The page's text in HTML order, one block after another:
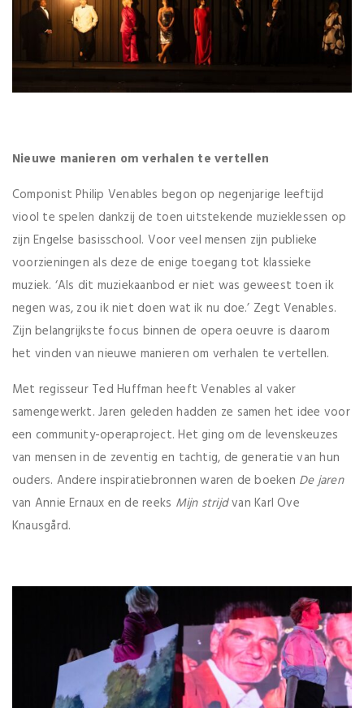
Nieuwe manieren om verhalen te vertellen
Componist Philip Venables begon op negenjarige leeftijd
viool te spelen dankzij de toen uitstekende muzieklessen op
zijn Engelse basisschool. Voor veel mensen zijn publieke
voorzieningen als deze de enige toegang tot klassieke
muziek. ‘Als dit muziekaanbod er niet was geweest toen ik
negen was, zou ik niet doen wat ik nu doe.’ Zegt Venables.
Zijn belangrijkste focus binnen de opera oeuvre is daarom
het vinden van nieuwe manieren om verhalen te vertellen.
Met regisseur Ted Huffman heeft Venables al vaker
samengewerkt. Jaren geleden hadden ze samen het idee voor
een community-operaproject. Het ging om de levenskeuzes
van mensen in de zeventig en tachtig, de generatie van hun
ouders. Andere inspiratiebronnen waren de boeken De jaren
van Annie Ernaux en de reeks Mijn strijdvan Karl Ove
Knausgård.